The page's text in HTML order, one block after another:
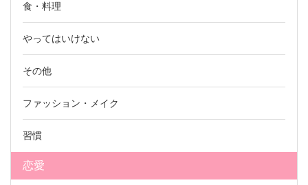
食・料理
やってはいけない
その他
ファッション・メイク
習慣
恋愛